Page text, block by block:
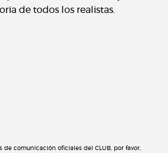
de todos los realistas.
comunicación oficiales del CLUB, por favor,